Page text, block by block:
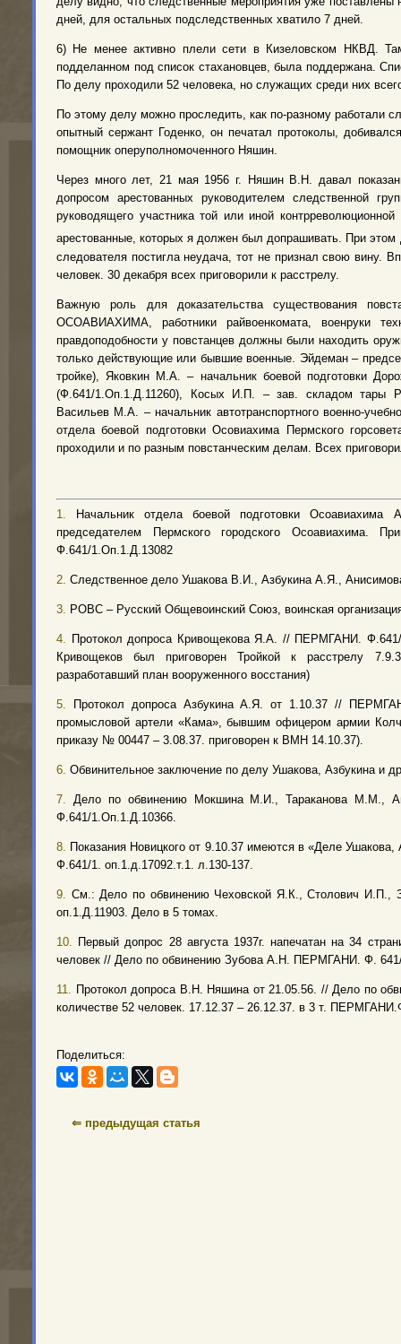
дней, для остальных подследственных хватило 7 дней.
6) Не менее активно плели сети в Кизеловском НКВД.
подделанном под список стахановцев, была поддержана.
По делу проходили 52 человека, но служащих среди них
По этому делу можно проследить, как по-разному работали
опытный сержант Годенко, он печатал протоколы,
помощник оперуполномоченного Няшин.
Через много лет, 21 мая 1956 г. Няшин В.Н. давал
допросом арестованных руководителем следственной
руководящего участника той или иной
арестованные, которых я должен был допрашивать. При этом
следователя постигла неудача, тот не признал свою вину.
человек. 30 декабря всех приговорили к расстрелу.
Важную роль для доказательства существования
ОСОАВИАХИМА, работники райвоенкомата, военруки
правдоподобности у повстанцев должны были находить
только действующие или бывшие военные. Эйдеман –
тройке), Яковкин М.А. – начальник боевой подготовки
(Ф.641/1.Оп.1.Д.11260), Косых И.П. – зав. складом тары
Васильев М.А. – начальник автотранспортного военно-
отдела боевой подготовки Осовиахима Пермского
проходили и по разным повстанческим делам. Всех
1. Начальник отдела боевой подготовки Осоавиахима
председателем Пермского городского
Ф.641/1.Оп.1.Д.13082
2. Следственное дело Ушакова В.И., Азбукина А.Я.,
3. РОВС – Русский Общевоинский Союз, воинская
4. Протокол допроса Кривощекова Я.А. // ПЕРМГАНИ.
Кривощеков был приговорен Тройкой к расстрелу
разработавший план вооруженного восстания)
5. Протокол допроса Азбукина А.Я. от 1.10.37 //
промысловой артели «Кама», бывшим офицером армии
приказу № 00447 – 3.08.37. приговорен к ВМН 14.10.37).
6. Обвинительное заключение по делу Ушакова, Азбукина
7. Дело по обвинению Мокшина М.И., Тараканова М.М.,
Ф.641/1.Оп.1.Д.10366.
8. Показания Новицкого от 9.10.37 имеются в «Деле
Ф.641/1. оп.1.д.17092.т.1. л.130-137.
9. См.: Дело по обвинению Чеховской Я.К., Столович
оп.1.Д.11903. Дело в 5 томах.
10. Первый допрос 28 августа 1937г. напечатан на 34
человек // Дело по обвинению Зубова А.Н. ПЕРМГАНИ. Ф.
11. Протокол допроса В.Н. Няшина от 21.05.56. // Дело по
количестве 52 человек. 17.12.37 – 26.12.37. в 3 т.
Поделиться:
⇐ предыдущая статья